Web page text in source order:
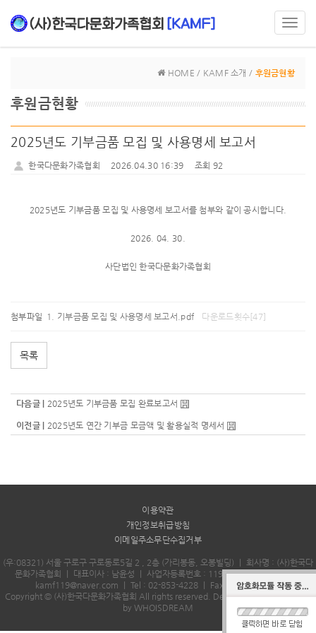
HOME / KAMF 소개 / 후원금현황
후원금현황
2025년도 기부금품 모집 및 사용명세 보고서
한국다문화가족협회 2026.04.30 16:39 조회 92
2025년도 기부금품 모집 및 사용명세 보고서를 첨부와 같이 공시합니다.
2026. 04. 30.
사단법인 한국다문화가족협회
첨부파일 기부금품 모집 및 사용명세 보고서.pdf 다운로드횟수[47]
목록
다음글 | 2025년도 기부금품 모집 완료보고서
이전글 | 2025년도 연간 기부금 모금액 및 활용실적 명세서
이용약관
개인정보취급방침
이메일주소무단수집거부
(우:08321) 서울 구로구 구로동로5길 2 , 2층 (가리봉동, 오봉빌딩) ｜ 회사명 : (사)한국다
문화가족협회 ｜ 대표이사 : 남윤성 ｜ 사업자등록번호 : 119-82-11073｜Email :
kamf119@naver.com ｜ Tel : 02-853-4228 ｜ Fax : 02-853-4229
Copyright © (사)한국다문화가족협회 All rights reserved. Designed & Programmed
by WHOISDREAM